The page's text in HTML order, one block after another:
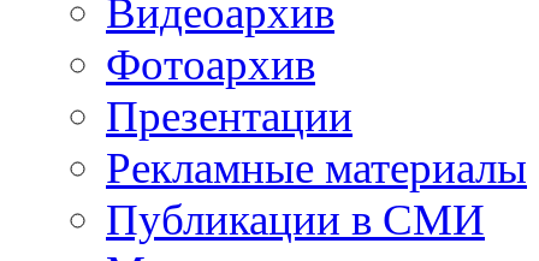
Видеоархив
Фотоархив
Презентации
Рекламные материалы
Публикации в СМИ